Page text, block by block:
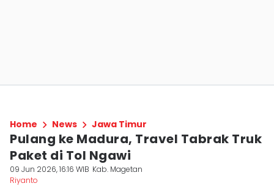
Home News Jawa Timur
Pulang ke Madura, Travel Tabrak Truk
Paket di Tol Ngawi
09 Jun 2026, 16:16 WIB Kab. Magetan
Riyanto